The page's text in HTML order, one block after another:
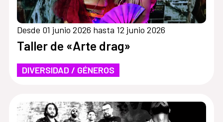
Desde 01 junio 2026 hasta 12 junio 2026
Taller de «Arte drag»
DIVERSIDAD / GÉNEROS